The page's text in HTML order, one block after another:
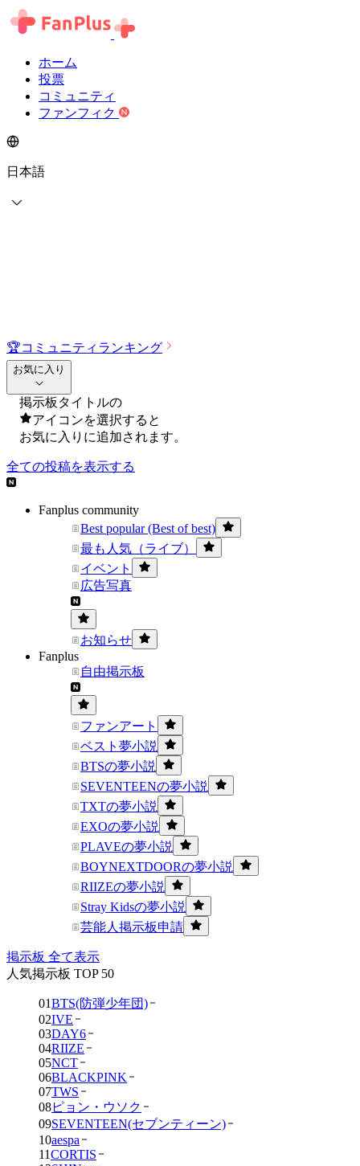
ホーム
投票
コミュニティ
ファンフィク
日本語
🏆コミュニティランキング
お気に入り
掲示板タイトルの
アイコンを選択すると
お気に入りに追加されます。
全ての投稿を表示する
Fanplus community
Best popular (Best of best)
最も人気（ライブ）
イベント
広告写真
お知らせ
Fanplus
自由掲示板
ファンアート
ベスト夢小説
BTSの夢小説
SEVENTEENの夢小説
TXTの夢小説
EXOの夢小説
PLAVEの夢小説
BOYNEXTDOORの夢小説
RIIZEの夢小説
Stray Kidsの夢小説
芸能人掲示板申請
掲示板 全て表示
人気掲示板 TOP 50
01BTS(防弾少年団)
02IVE
03DAY6
04RIIZE
05NCT
06BLACKPINK
07TWS
08ピョン・ウソク
09SEVENTEEN(セブンティーン)
10aespa
11CORTIS